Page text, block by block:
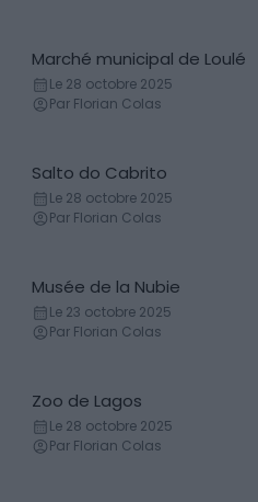
Marché local
Marché municipal de Loulé
Le 28 octobre 2025
Par Florian Colas
Cascade
Salto do Cabrito
Le 28 octobre 2025
Par Florian Colas
Musées
Musée de la Nubie
Le 23 octobre 2025
Par Florian Colas
Parc zoologique
Zoo de Lagos
Le 28 octobre 2025
Par Florian Colas